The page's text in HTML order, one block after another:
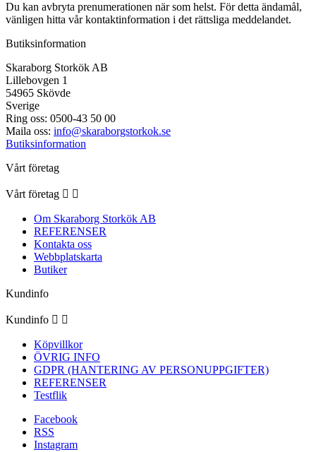
Du kan avbryta prenumerationen när som helst. För detta ändamål,
vänligen hitta vår kontaktinformation i det rättsliga meddelandet.
Butiksinformation
Skaraborg Storkök AB
Lillebovgen 1
54965 Skövde
Sverige
Ring oss: 0500-43 50 00
Maila oss: info@skaraborgstorkok.se
Butiksinformation
Vårt företag
Vårt företag  
Om Skaraborg Storkök AB
REFERENSER
Kontakta oss
Webbplatskarta
Butiker
Kundinfo
Kundinfo  
Köpvillkor
ÖVRIG INFO
GDPR (HANTERING AV PERSONUPPGIFTER)
REFERENSER
Testflik
Facebook
RSS
Instagram